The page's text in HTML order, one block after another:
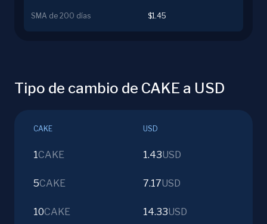
SMA de 200 días $1.45
Tipo de cambio de CAKE a USD
CAKE USD
1CAKE 1.43USD
5CAKE 7.17USD
10CAKE 14.33USD